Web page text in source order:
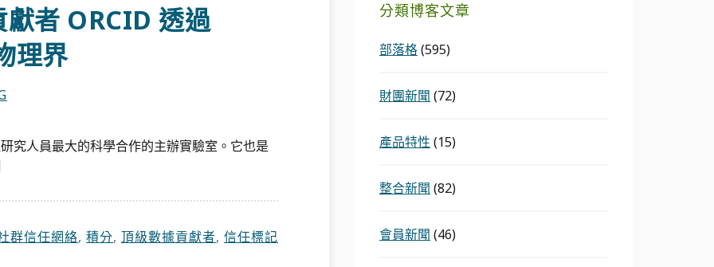
者 ORCID 透過
理界
究人員最大的科學合作的主辦實驗室。它也是
群信任網絡, 積分, 頂級數據貢獻者, 信任標記
分類博客文章
部落格(595)
財團新聞 (72)
產品特性 (15)
整合新聞 (82)
會員新聞 (46)